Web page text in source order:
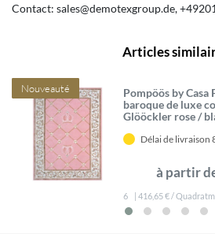
Contact: sales@demotexgroup.de
Articles
Nouveauté
Pompöös by Casa
baroque de luxe
Glööckler rose /
Délai de livraison
à partir
6 | 416,65 € /